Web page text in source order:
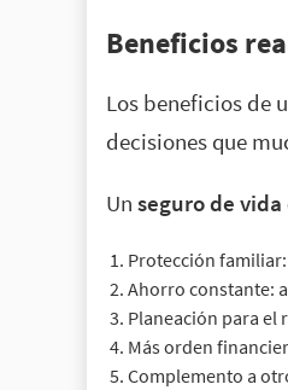
Beneficios
Los beneficios de
decisiones que
Un seguro de
Protección
Ahorro constante:
Planeación para
Más orden
Complemento a